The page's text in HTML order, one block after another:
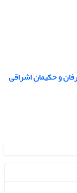
و حکیمان اشراقی